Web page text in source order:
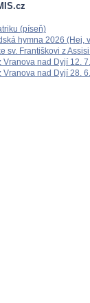
(píseň)
hymna 2026 (Hej,
sv. Františkovi z
Vranova nad Dyjí 12.
Vranova nad Dyjí 28.